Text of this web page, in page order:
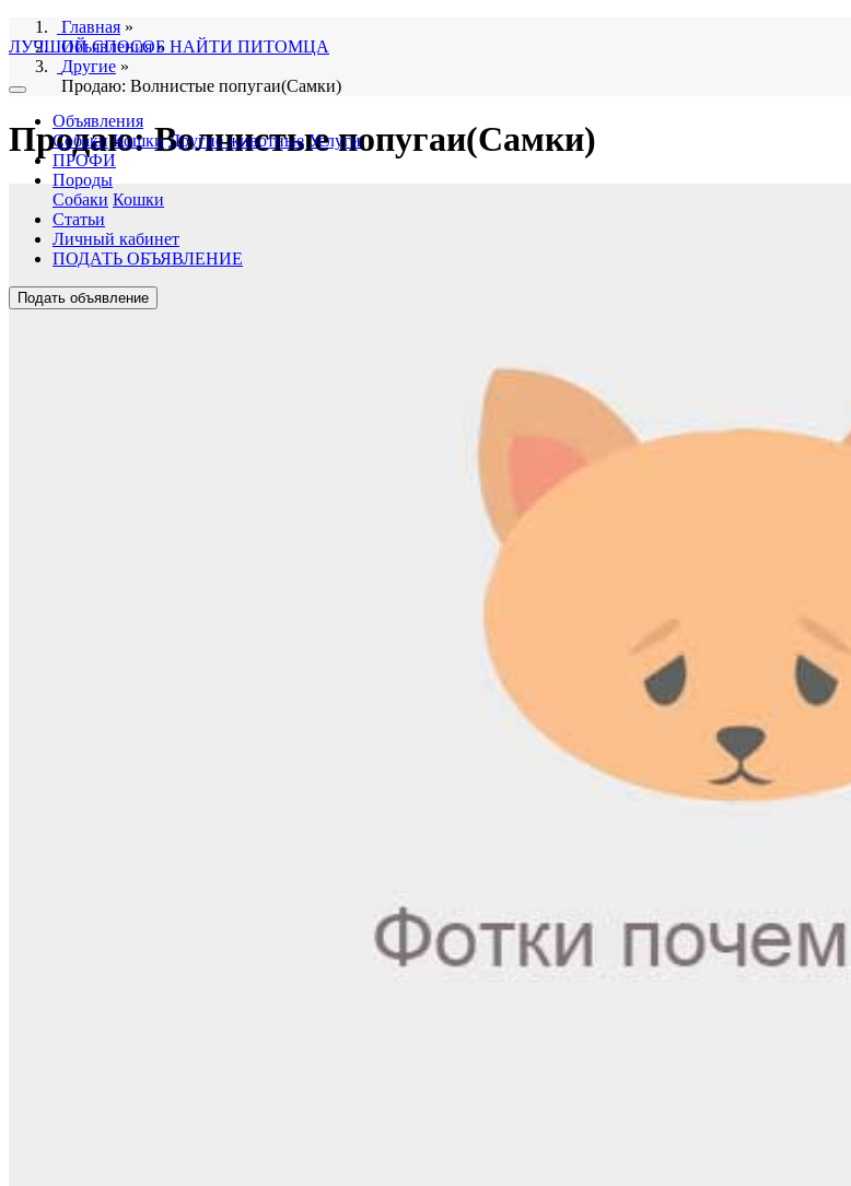
ЛУЧШИЙ СПОСОБ НАЙТИ ПИТОМЦА
Объявления
Собаки Кошки Другие животные Услуги
ПРОФИ
Породы
Собаки Кошки
Статьи
Личный кабинет
ПОДАТЬ ОБЪЯВЛЕНИЕ
Подать объявление
Главная »
Объявления»
Другие »
Продаю: Волнистые попугаи(Самки)
Продаю: Волнистые попугаи(Самки)